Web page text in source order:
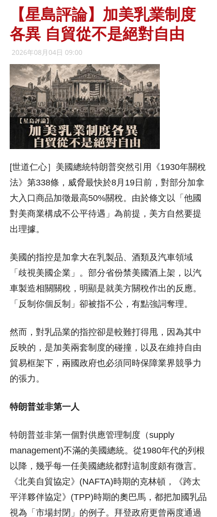
【星島評論】加美乳業制度
各異 自貿從不是絕對自由
2026年08月04日 09:00
[世道仁心］美國總統特朗普突然引用《1930年關稅
法》第338條，威脅最快於8月19日前，對部分加拿
大入口商品加徵最高50%關稅。由於條文以「他國
對美商業構成不公平待遇」為前提，美方自然要提
出理據。
美國的指控是加拿大在乳製品、酒類及汽車領域
「歧視美國企業」。部分省份禁美國酒上架，以汽
車製造相關關稅，明顯是就美方關稅作出的反應。
「反制你個反制」卻被指不公，有點強詞奪理。
然而，對乳品業的指控卻是較難打得甩，因為其中
反映的，是加美兩套制度的碰撞，以及在維持自由
貿易框架下，兩國政府也必須同時保障業界競爭力
的張力。
特朗普並非第一人
特朗普並非第一個對供應管理制度（supply
management)不滿的美國總統。從1980年代的列根
以降，幾乎每一任美國總統都對這制度頗有微言。
《北美自貿協定》(NAFTA)時期的克林頓，《跨太
平洋夥伴協定》(TPP)時期的奧巴馬，都把加國乳品
視為「市場封閉」的例子。拜登政府更曾兩度通過